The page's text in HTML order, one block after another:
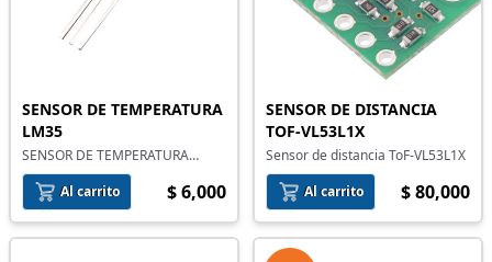
SENSOR DE TEMPERATURA
LM35
SENSOR DE TEMPERATURA
LM35-Z
Al carrito
$ 6,000
SENSOR DE DISTANCIA
TOF-VL53L1X
Sensor de distancia ToF-VL53L1X
Al carrito
$ 80,000